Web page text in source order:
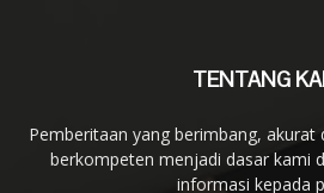
TENTANG
Pemberitaan yang berimbang, akurat
berkompeten menjadi dasar kami
informasi kepada